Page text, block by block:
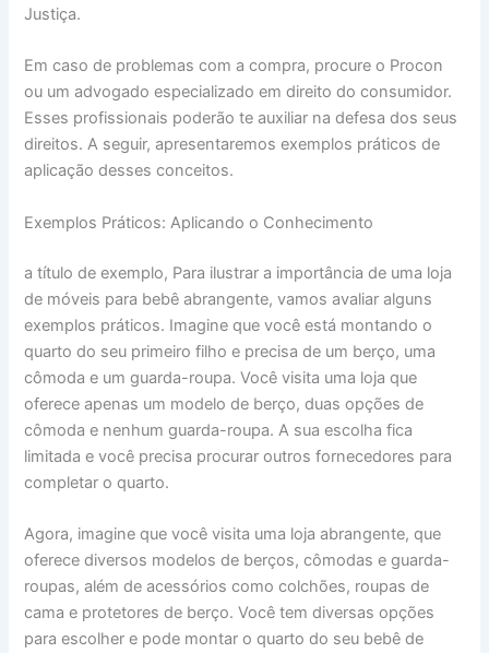
Justiça.
Em caso de problemas com a compra, procure o Procon
ou um advogado especializado em direito do consumidor.
Esses profissionais poderão te auxiliar na defesa dos seus
direitos. A seguir, apresentaremos exemplos práticos de
aplicação desses conceitos.
Exemplos Práticos: Aplicando o Conhecimento
a título de exemplo, Para ilustrar a importância de uma loja
de móveis para bebê abrangente, vamos avaliar alguns
exemplos práticos. Imagine que você está montando o
quarto do seu primeiro filho e precisa de um berço, uma
cômoda e um guarda-roupa. Você visita uma loja que
oferece apenas um modelo de berço, duas opções de
cômoda e nenhum guarda-roupa. A sua escolha fica
limitada e você precisa procurar outros fornecedores para
completar o quarto.
Agora, imagine que você visita uma loja abrangente, que
oferece diversos modelos de berços, cômodas e guarda-
roupas, além de acessórios como colchões, roupas de
cama e protetores de berço. Você tem diversas opções
para escolher e pode montar o quarto do seu bebê de